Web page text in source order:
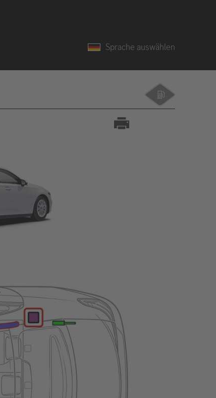
Sprache auswählen